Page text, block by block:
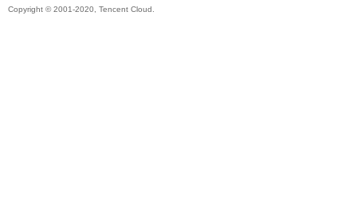
Copyright © 2001-2020, Tencent Cloud.